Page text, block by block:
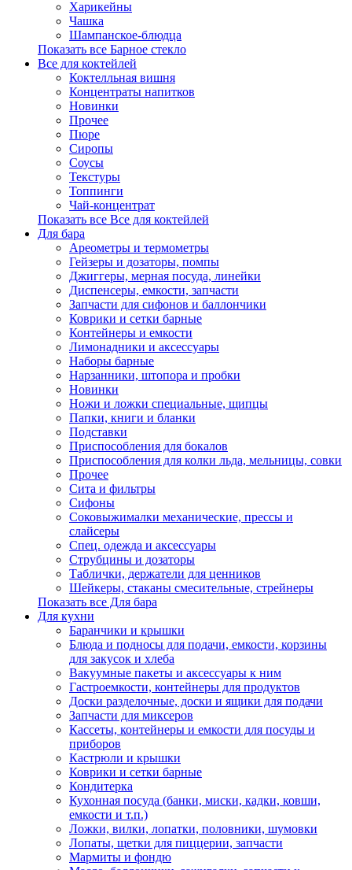
Харикейны
Чашка
Шампанское-блюдца
Показать все Барное стекло
Все для коктейлей
Коктелльная вишня
Концентраты напитков
Новинки
Прочее
Пюре
Сиропы
Соусы
Текстуры
Топпинги
Чай-концентрат
Показать все Все для коктейлей
Для бара
Ареометры и термометры
Гейзеры и дозаторы, помпы
Джиггеры, мерная посуда, линейки
Диспенсеры, емкости, запчасти
Запчасти для сифонов и баллончики
Коврики и сетки барные
Контейнеры и емкости
Лимонадники и аксессуары
Наборы барные
Нарзанники, штопора и пробки
Новинки
Ножи и ложки специальные, щипцы
Папки, книги и бланки
Подставки
Приспособления для бокалов
Приспособления для колки льда, мельницы, совки
Прочее
Сита и фильтры
Сифоны
Соковыжималки механические, прессы и
слайсеры
Спец. одежда и аксессуары
Струбцины и дозаторы
Таблички, держатели для ценников
Шейкеры, стаканы смесительные, стрейнеры
Показать все Для бара
Для кухни
Баранчики и крышки
Блюда и подносы для подачи, емкости, корзины
для закусок и хлеба
Вакуумные пакеты и аксессуары к ним
Гастроемкости, контейнеры для продуктов
Доски разделочные, доски и ящики для подачи
Запчасти для миксеров
Кассеты, контейнеры и емкости для посуды и
приборов
Кастрюли и крышки
Коврики и сетки барные
Кондитерка
Кухонная посуда (банки, миски, кадки, ковши,
емкости и т.п.)
Ложки, вилки, лопатки, половники, шумовки
Лопаты, щетки для пиццерии, запчасти
Мармиты и фондю